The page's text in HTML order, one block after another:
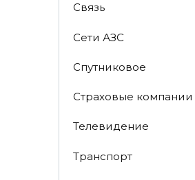
Связь
Сети АЗС
Спутниковое
Страховые компании
Телевидение
Транспорт